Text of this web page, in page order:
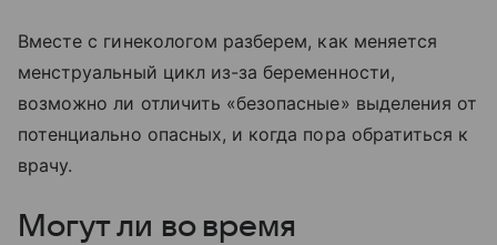
Вместе с гинекологом разберем, как меняется
менструальный цикл из-за беременности,
возможно ли отличить «безопасные» выделения от
потенциально опасных, и когда пора обратиться к
врачу.
Могут ли во время